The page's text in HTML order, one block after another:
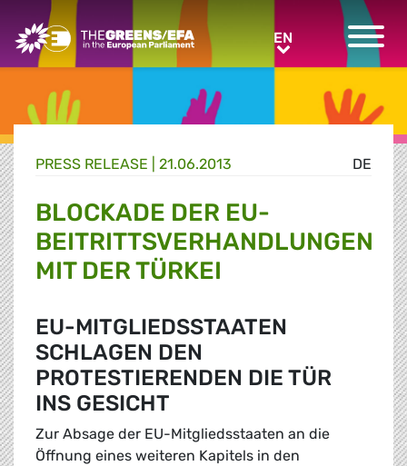
Greens/EFA Home EN
DE
PRESS RELEASE 21.06.2013
BLOCKADE DER EU-
BEITRITTSVERHANDLUNGEN
MIT DER TÜRKEI
EU-MITGLIEDSSTAATEN
SCHLAGEN DEN
PROTESTIERENDEN DIE TÜR
INS GESICHT
Zur Absage der EU-Mitgliedsstaaten an die
Öffnung eines weiteren Kapitels in den